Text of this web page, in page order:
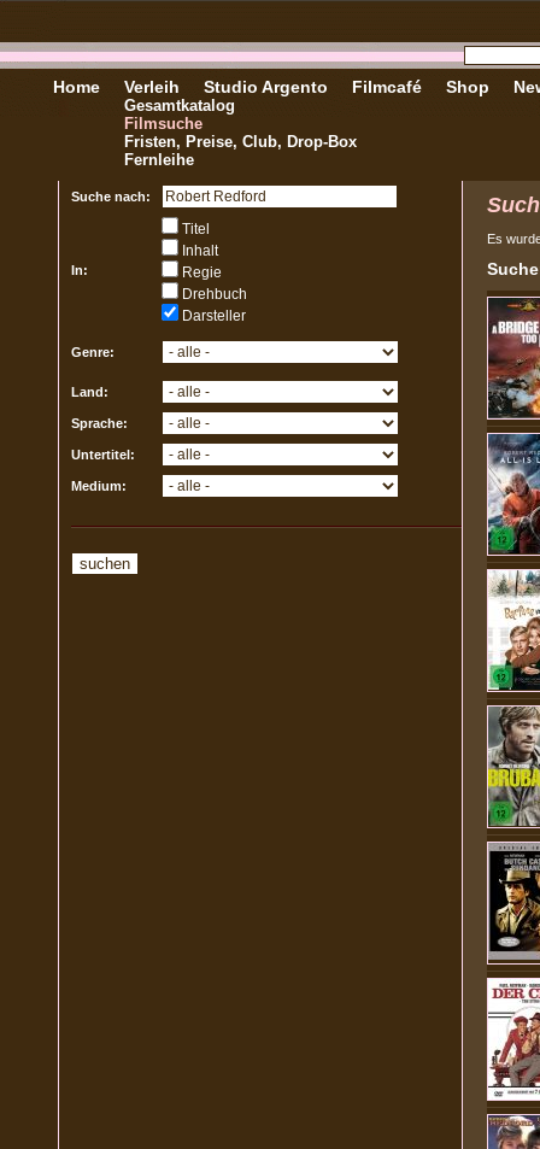
Home Verleih
Gesamtkatalog
Filmsuche
Fristen, Preise, Club, Drop-Box
Fernleihe
Studio Argento Filmcafé Shop
Suche nach:
In:
Titel
Inhalt
Regie
Drehbuch
Darsteller
Genre:
Land:
Sprache:
Untertitel:
Medium:
Es